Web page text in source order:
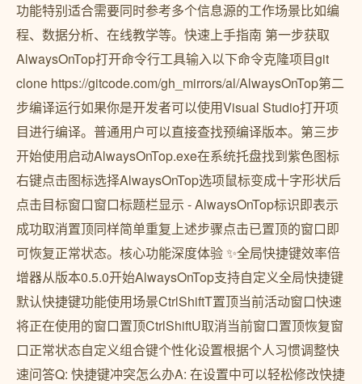
功能特别适合需要同时参考多个信息源的工作场景比如编
程、数据分析、在线教学等。快速上手指南 第一步获取
AlwaysOnTop打开命令行工具输入以下命令克隆项目git
clone https://gitcode.com/gh_mirrors/al/AlwaysOnTop第二
步编译运行如果你是开发者可以使用Visual Studio打开项
目进行编译。普通用户可以直接查找预编译版本。第三步
开始使用启动AlwaysOnTop.exe在系统托盘找到紫色图标
右键点击图标选择AlwaysOnTop选项鼠标变成十字形状后
点击目标窗口窗口标题栏显示 - AlwaysOnTop标识即表示
成功取消置顶同样简单重复上述步骤点击已置顶的窗口即
可恢复正常状态。核心功能深度体验 ✨全局快捷键效率倍
增器从版本0.5.0开始AlwaysOnTop支持自定义全局快捷键
默认快捷键功能使用场景CtrlShiftT置顶当前活动窗口快速
将正在使用的窗口置顶CtrlShiftU取消当前窗口置顶恢复窗
口正常状态自定义组合键个性化设置根据个人习惯调整快
速问答Q: 快捷键冲突怎么办A: 在设置中可以轻松修改快捷